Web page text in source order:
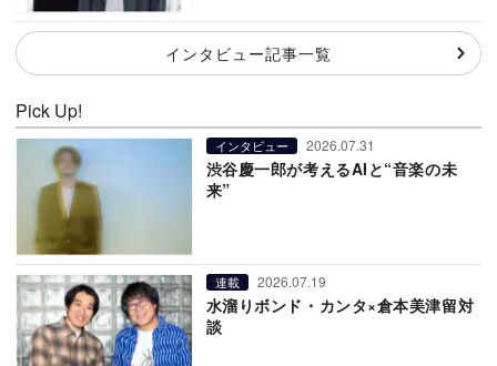
インタビュー記事一覧
Pick Up!
インタビュー 2026.07.31
渋谷慶一郎が考えるAIと“音楽の未
来”
連載 2026.07.19
水溜りボンド・カンタ×倉本美津留対
談